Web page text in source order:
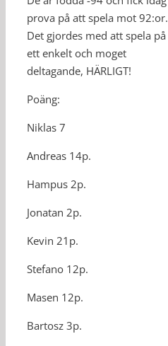
prova på att spela mot 92:or.
Det gjordes med att spela på
ett enkelt och moget
deltagande, HÄRLIGT!
Poäng:
Niklas 7
Andreas 14p.
Hampus 2p.
Jonatan 2p.
Kevin 21p.
Stefano 12p.
Masen 12p.
Bartosz 3p.